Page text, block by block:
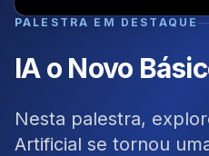
PALESTRA EM DESTAQUE
IA o Novo
Nesta palestra,
Artificial se tornou